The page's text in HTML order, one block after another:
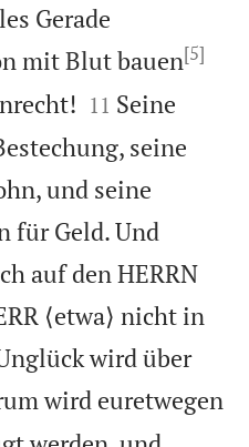
Gerade
mit Blut bauen[5]


11 Seine
seine
und seine
für Geld. Und
auf den HERRN
⟨etwa⟩ nicht in
wird über
wird euretwegen